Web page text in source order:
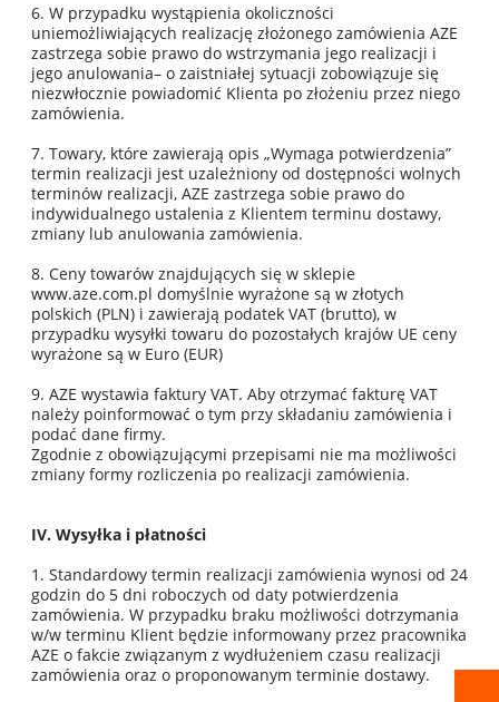
6. W przypadku wystąpienia okoliczności
uniemożliwiających realizację złożonego zamówienia AZE
zastrzega sobie prawo do wstrzymania jego realizacji i
jego anulowania– o zaistniałej sytuacji zobowiązuje się
niezwłocznie powiadomić Klienta po złożeniu przez niego
zamówienia.
7. Towary, które zawierają opis „Wymaga potwierdzenia”
termin realizacji jest uzależniony od dostępności wolnych
terminów realizacji, AZE zastrzega sobie prawo do
indywidualnego ustalenia z Klientem terminu dostawy,
zmiany lub anulowania zamówienia.
8. Ceny towarów znajdujących się w sklepie
www.aze.com.pl domyślnie wyrażone są w złotych
polskich (PLN) i zawierają podatek VAT (brutto), w
przypadku wysyłki towaru do pozostałych krajów UE ceny
wyrażone są w Euro (EUR)
9. AZE wystawia faktury VAT. Aby otrzymać fakturę VAT
należy poinformować o tym przy składaniu zamówienia i
podać dane firmy.
Zgodnie z obowiązującymi przepisami nie ma możliwości
zmiany formy rozliczenia po realizacji zamówienia.
IV. Wysyłka i płatności
1. Standardowy termin realizacji zamówienia wynosi od 24
godzin do 5 dni roboczych od daty potwierdzenia
zamówienia. W przypadku braku możliwości dotrzymania
w/w terminu Klient będzie informowany przez pracownika
AZE o fakcie związanym z wydłużeniem czasu realizacji
zamówienia oraz o proponowanym terminie dostawy.